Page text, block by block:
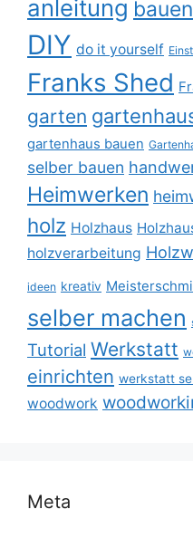
anleitung bauen
DIY do it yourself
Franks Shed
garten
gartenhaus bauen
selber bauen
Heimwerken
holz Holzhaus
holzverarbeitung
ideen kreativ
selber machen
Tutorial Werkstatt
einrichten werkstatt
woodwork
Meta